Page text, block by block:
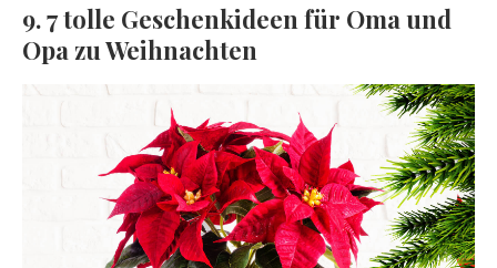
9. 7 tolle Geschenkideen für Oma und
Opa zu Weihnachten